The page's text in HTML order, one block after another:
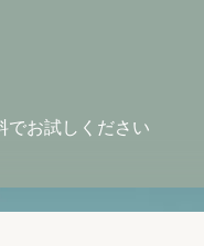
でお試しください